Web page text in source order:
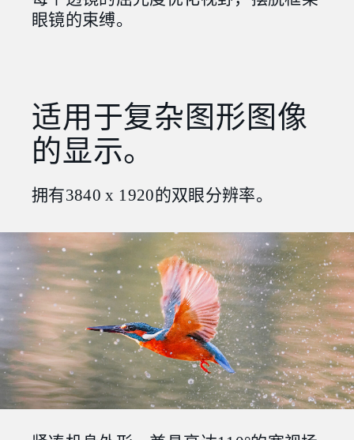
眼镜的束缚。
适用于复杂图形图像
的显示。
拥有3840 x 1920的双眼分辨率。